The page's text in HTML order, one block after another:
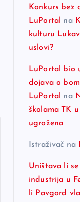
Konkurs bez
LuPortal
na
kulturu
uslovi?
LuPortal bio
dojava o
LuPortal
na
školama TK
ugrožena
Istraživač na
Uništava li
industrija u
li Pavgord